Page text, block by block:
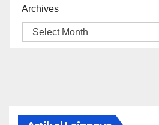
Archives